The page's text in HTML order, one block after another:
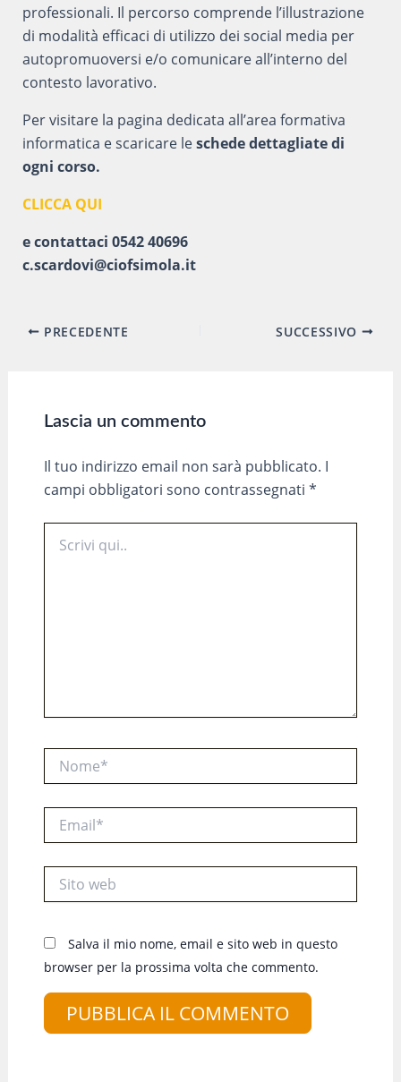
professionali. Il percorso comprende l’illustrazione
di modalità efficaci di utilizzo dei social media per
autopromuoversi e/o comunicare all’interno del
contesto lavorativo.
Per visitare la pagina dedicata all’area formativa
informatica e scaricare leschede dettagliate di
ogni corso.
CLICCA QUI
e contattaci 0542 40696
c.scardovi@ciofsimola.it
Navigazione
PRECEDENTE SUCCESSIVO
Lascia un commento
Il tuo indirizzo email non sarà pubblicato. I
campi obbligatori sono contrassegnati *
qui..
web
Salva il mio nome, email e sito web in questo
browser per la prossima volta che commento.